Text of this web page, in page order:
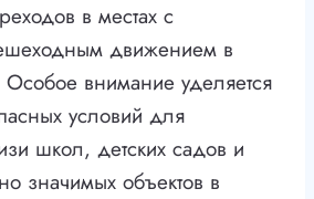
в местах с
движением в
внимание уделяется
условий для
школ, детских садов и
значимых объектов в